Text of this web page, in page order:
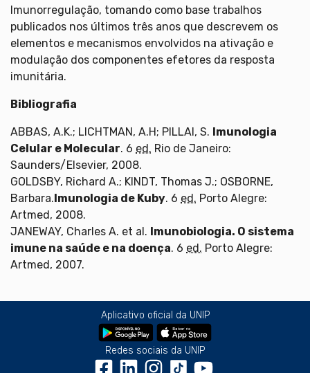
Imunorregulação, tomando como base trabalhos
publicados nos últimos três anos que descrevem os
elementos e mecanismos envolvidos na ativação e
modulação dos componentes efetores da resposta
imunitária.
Bibliografia
ABBAS, A.K.; LICHTMAN, A.H; PILLAI, S. Imunologia
Celular e Molecular. 6 ed. Rio de Janeiro:
Saunders/Elsevier, 2008.
GOLDSBY, Richard A.; KINDT, Thomas J.; OSBORNE,
Barbara.Imunologia de Kuby. 6 ed. Porto Alegre:
Artmed, 2008.
JANEWAY, Charles A. et al. Imunobiologia. O sistema
imune na saúde e na doença. 6 ed. Porto Alegre:
Artmed, 2007.
Aplicativo oficial da UNIP
Redes sociais da UNIP